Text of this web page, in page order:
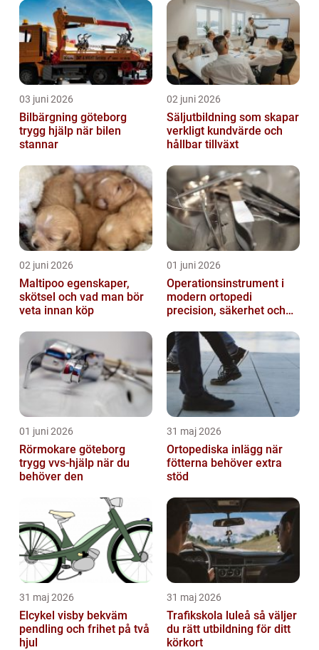
03 juni 2026
Bilbärgning göteborg
trygg hjälp när bilen
stannar
02 juni 2026
Säljutbildning som skapar
verkligt kundvärde och
hållbar tillväxt
02 juni 2026
Maltipoo egenskaper,
skötsel och vad man bör
veta innan köp
01 juni 2026
Operationsinstrument i
modern ortopedi
precision, säkerhet och
01 juni 2026
Rörmokare göteborg
trygg vvs-hjälp när du
behöver den
31 maj 2026
Ortopediska inlägg när
fötterna behöver extra
stöd
31 maj 2026
Elcykel visby bekväm
pendling och frihet på två
hjul
31 maj 2026
Trafikskola luleå så väljer
du rätt utbildning för ditt
körkort